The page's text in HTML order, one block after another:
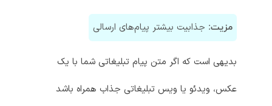
مزیت:جذابیت بیشتر پیام‌های ارسالی
بدیهی است که اگر متن پیام تبلیغاتی شما با یک
عکس، ویدئو یا ویس تبلیغاتی جذاب همراه باشد